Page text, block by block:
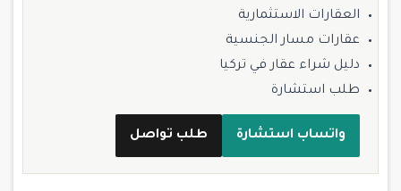
العقارات الاستثمارية
عقارات مسار الجنسية
دليل شراء عقار في تركيا
طلب استشارة
واتساب استشارة طلب تواصل